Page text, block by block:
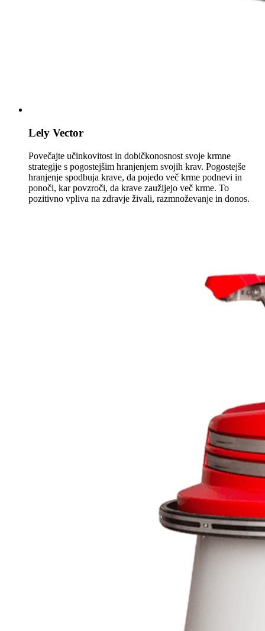
Lely Vector
Povečajte učinkovitost in dobičkonosnost svoje krmne
strategije s pogostejšim hranjenjem svojih krav. Pogostejše
hranjenje spodbuja krave, da pojedo več krme podnevi in ​​
ponoči, kar povzroči, da krave zaužijejo več krme. To
pozitivno vpliva na zdravje živali, razmnoževanje in donos.